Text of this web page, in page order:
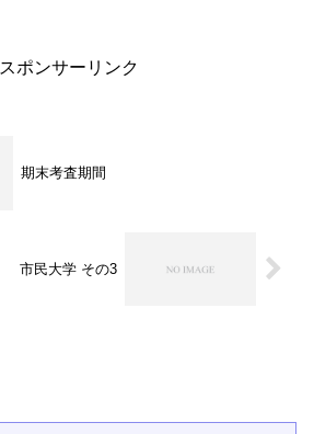
スポンサーリンク
期末考査期間
市民大学 その3